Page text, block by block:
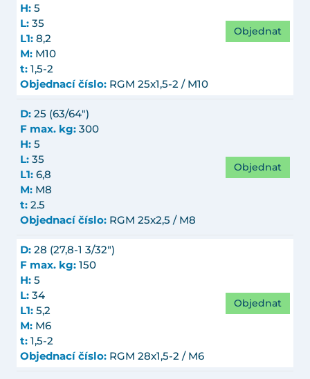
H: 5
L: 35
L1: 8,2
M: M10
t: 1,5-2
Objednací číslo: RGM 25x1,5-2 / M10
Objednat
D: 25 (63/64")
F max. kg: 300
H: 5
L: 35
L1: 6,8
M: M8
t: 2.5
Objednací číslo: RGM 25x2,5 / M8
Objednat
D: 28 (27,8-1 3/32")
F max. kg: 150
H: 5
L: 34
L1: 5,2
M: M6
t: 1,5-2
Objednací číslo: RGM 28x1,5-2 / M6
Objednat